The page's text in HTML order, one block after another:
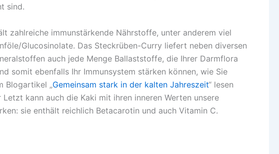
sind.
zahlreiche immunstärkende Nährstoffe, unter anderem viel
Glucosinolate. Das Steckrüben-Curry liefert neben diversen
auch jede Menge Ballaststoffe, die Ihrer Darmflora
somit ebenfalls Ihr Immunsystem stärken können, wie Sie
Blogartikel „Gemeinsam stark in der kalten Jahreszeit“ lesen
Letzt kann auch die Kaki mit ihren inneren Werten unsere
sie enthält reichlich Betacarotin und auch Vitamin C.